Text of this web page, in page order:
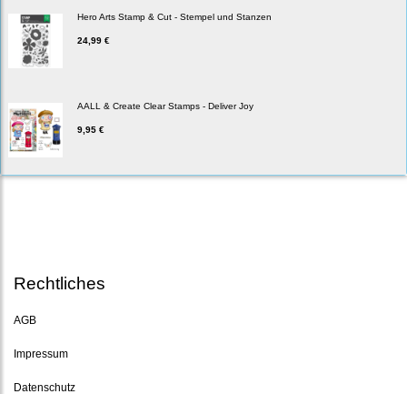
Hero Arts Stamp & Cut - Stempel und Stanzen
24,99 €
AALL & Create Clear Stamps - Deliver Joy
9,95 €
Rechtliches
AGB
Impressum
Datenschutz